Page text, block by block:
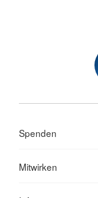
Spenden
Mitwirken